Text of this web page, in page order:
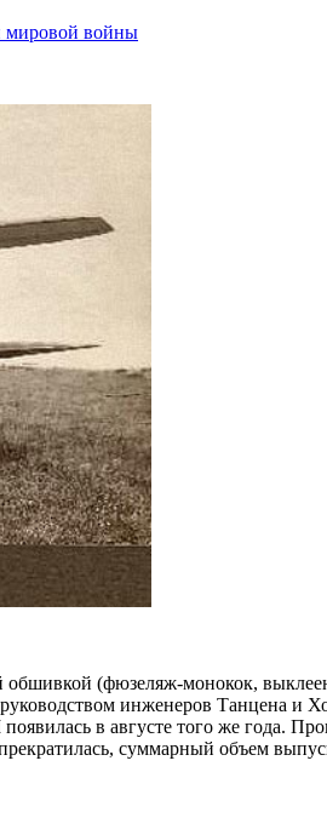
мировой войны
(фюзеляж-монокок,
инженеров Танцена и
в августе того же года.
суммарный объем